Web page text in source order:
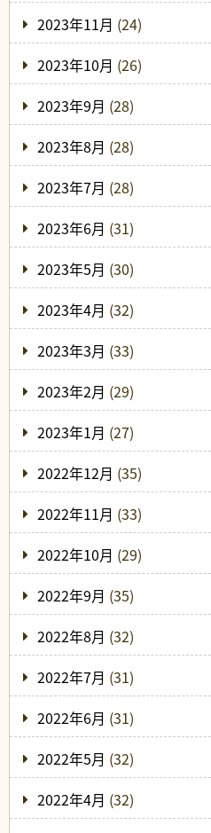
2023年11月 (24)
2023年10月 (26)
2023年9月 (28)
2023年8月 (28)
2023年7月 (28)
2023年6月 (31)
2023年5月 (30)
2023年4月 (32)
2023年3月 (33)
2023年2月 (29)
2023年1月 (27)
2022年12月 (35)
2022年11月 (33)
2022年10月 (29)
2022年9月 (35)
2022年8月 (32)
2022年7月 (31)
2022年6月 (31)
2022年5月 (32)
2022年4月 (32)